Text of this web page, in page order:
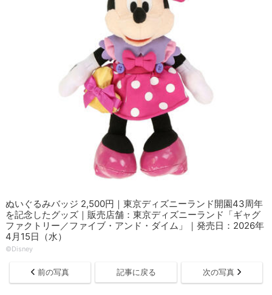
ぬいぐるみバッジ 2,500円｜東京ディズニーランド開園43周年
を記念したグッズ｜販売店舗：東京ディズニーランド「ギャグ
ファクトリー／ファイブ・アンド・ダイム」｜発売日：2026年
4月15日（水）
©Disney
前の写真 記事に戻る 次の写真